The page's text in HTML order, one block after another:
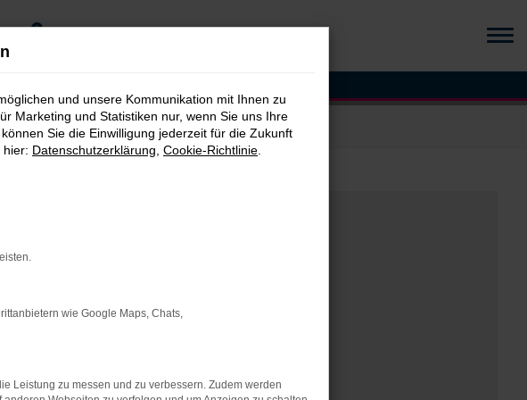
0
und unsere Kommunikation mit Ihnen zu
Marketing und Statistiken nur, wenn Sie uns Ihre
Sie die Einwilligung jederzeit für die Zukunft
hier: Datenschutzerklärung Cookie-Richtlinie
wie Google Maps, Chats,
Leistung zu messen und zu verbessern. Zudem werden